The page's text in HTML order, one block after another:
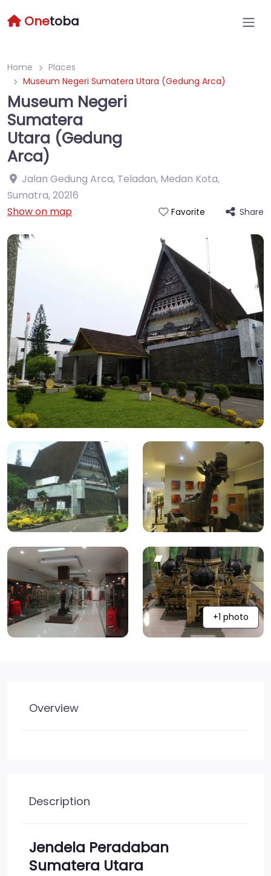
Onetoba
Home
Places
Museum Negeri Sumatera Utara (Gedung Arca)
Museum Negeri
Sumatera
Utara (Gedung
Arca)
Jalan Gedung Arca, Teladan, Medan Kota,
Sumatra,20216
Show on map
Favorite Share
+1 photo
Overview
Description
Jendela Peradaban
Sumatera Utara